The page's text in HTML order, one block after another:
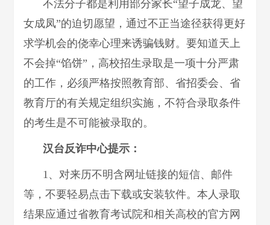
不法分子都是利用部分家长“望子成龙、望
女成凤”的迫切愿望，通过不正当途径获得更好
求学机会的侥幸心理来诱骗钱财。要知道天上
不会掉“馅饼”，高校招生录取是一项十分严肃
的工作，必须严格按照教育部、省招委会、省
教育厅的有关规定组织实施，不符合录取条件
的考生是不可能被录取的。
汉台反诈中心提示：
1、对来历不明含网址链接的短信、邮件
等，不要轻易点击下载或安装软件。本人录取
结果应通过省教育考试院和相关高校的官方网